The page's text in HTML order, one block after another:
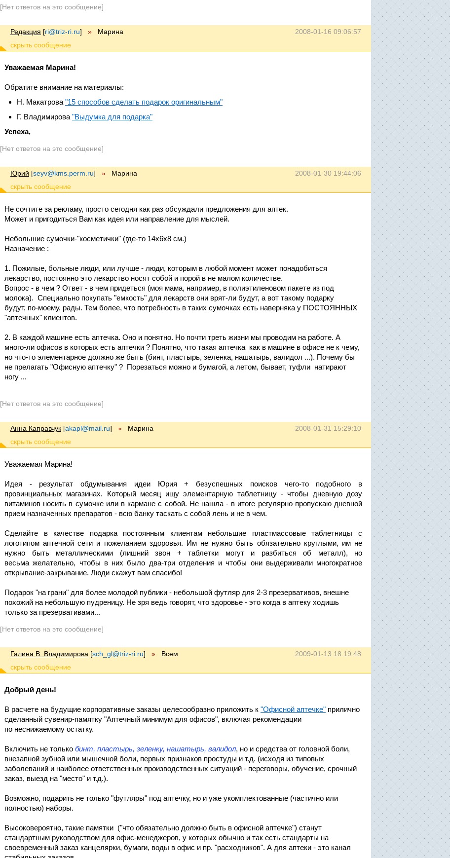
[Нет ответов на это сообщение]
2008-01-16 09:06:57
Редакция [ri@triz-ri.ru] » Марина
Уважаемая Марина!
Обратите внимание на материалы:
Н. Макатрова "15 способов сделать подарок оригинальным"
Г. Владимирова "Выдумка для подарка"
Успеха,
[Нет ответов на это сообщение]
2008-01-30 19:44:06
Юрий [seyv@kms.perm.ru] » Марина
Не сочтите за рекламу, просто сегодня как раз обсуждали предложения для аптек.
Может и пригодиться Вам как идея или направление для мыслей.
Небольшие сумочки-"косметички" (где-то 14х6х8 см.)
Назначение :
1. Пожилые, больные люди, или лучше - люди, которым в любой момент может понадобиться
лекарство, постоянно это лекарство носят собой и порой в не малом количестве.
Вопрос - в чем ? Ответ - в чем придеться (моя мама, например, в полиэтиленовом пакете из под
молока). Специально покупать "емкость" для лекарств они врят-ли будут, а вот такому подарку
будут, по-моему, рады. Тем более, что потребность в таких сумочках есть наверняка у ПОСТОЯННЫХ
"аптечных" клиентов.
2. В каждой машине есть аптечка. Оно и понятно. Но почти треть жизни мы проводим на работе. А
много-ли офисов в которых есть аптечки ? Понятно, что такая аптечка как в машине в офисе не к чему,
но что-то элементарное должно же быть (бинт, пластырь, зеленка, нашатырь, валидол ...). Почему бы
не прелагать "Офисную аптечку" ? Порезаться можно и бумагой, а летом, бывает, туфли натирают
ногу ...
[Нет ответов на это сообщение]
2008-01-31 15:29:10
Анна Каправчук [akapl@mail.ru] » Марина
Уважаемая Марина!
Идея - результат обдумывания идеи Юрия + безуспешных поисков чего-то подобного в
провинциальных магазинах. Который месяц ищу элементарную таблетницу - чтобы дневную дозу
витаминов носить в сумочке или в кармане с собой. Не нашла - в итоге регулярно пропускаю дневной
прием назначенных препаратов - всю банку таскать с собой лень и не в чем.
Сделайте в качестве подарка постоянным клиентам небольшие пластмассовые таблетницы с
логотипом аптечной сети и пожеланием здоровья. Им не нужно быть обязательно круглыми, им не
нужно быть металлическими (лишний звон + таблетки могут и разбиться об металл), но
весьма желательно, чтобы в них было два-три отделения и чтобы они выдерживали многократное
открывание-закрывание. Люди скажут вам спасибо!
Подарок "на грани" для более молодой публики - небольшой футляр для 2-3 презервативов, внешне
похожий на небольшую пудреницу. Не зря ведь говорят, что здоровье - это когда в аптеку ходишь
только за презервативами...
[Нет ответов на это сообщение]
2009-01-13 18:19:48
Галина В. Владимирова [sch_gl@triz-ri.ru] » Всем
Добрый день!
В расчете на будущие корпоративные заказы целесообразно приложить к "Офисной аптечке" прилично
сделанный сувенир-памятку "Аптечный минимум для офисов", включая рекомендации
по неснижаемому остатку.
Включить не только бинт, пластырь, зеленку, нашатырь, валидол, но и средства от головной боли,
внезапной зубной или мышечной боли, первых признаков простуды и т.д. (исходя из типовых
заболеваний и наиболее ответственных производственных ситуаций - переговоры, обучение, срочный
заказ, выезд на "место" и т.д.).
Возможно, подарить не только "футляры" под аптечку, но и уже укомплектованные (частично или
полностью) наборы.
Высоковероятно, такие памятки ("что обязательно должно быть в офисной аптечке") станут
стандартным руководством для офис-менеджеров, у которых обычно и так есть стандарты на
своевременный заказ канцелярки, бумаги, воды в офис и пр. "расходников". А для аптеки - это канал